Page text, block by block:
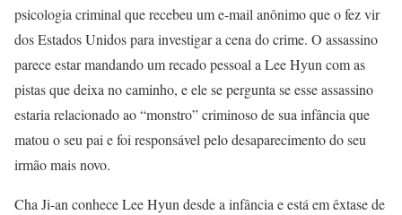
psicologia criminal que recebeu um e-mail anônimo que o fez vir
dos Estados Unidos para investigar a cena do crime. O assassino
parece estar mandando um recado pessoal a Lee Hyun com as
pistas que deixa no caminho, e ele se pergunta se esse assassino
estaria relacionado ao “monstro” criminoso de sua infância que
matou o seu pai e foi responsável pelo desaparecimento do seu
irmão mais novo.
Cha Ji-an conhece Lee Hyun desde a infância e está em êxtase de